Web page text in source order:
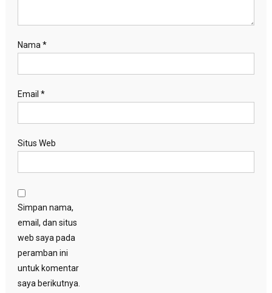
Nama *
Email *
Situs Web
Simpan nama,
email, dan situs
web saya pada
peramban ini
untuk komentar
saya berikutnya.